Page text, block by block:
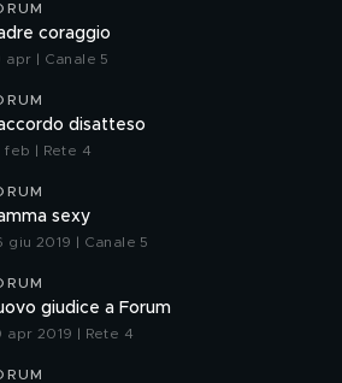
coraggio
apr | Canale 5
disatteso
feb | Rete 4
sexy
giu 2019 | Canale 5
giudice a Forum
apr 2019 | Rete 4